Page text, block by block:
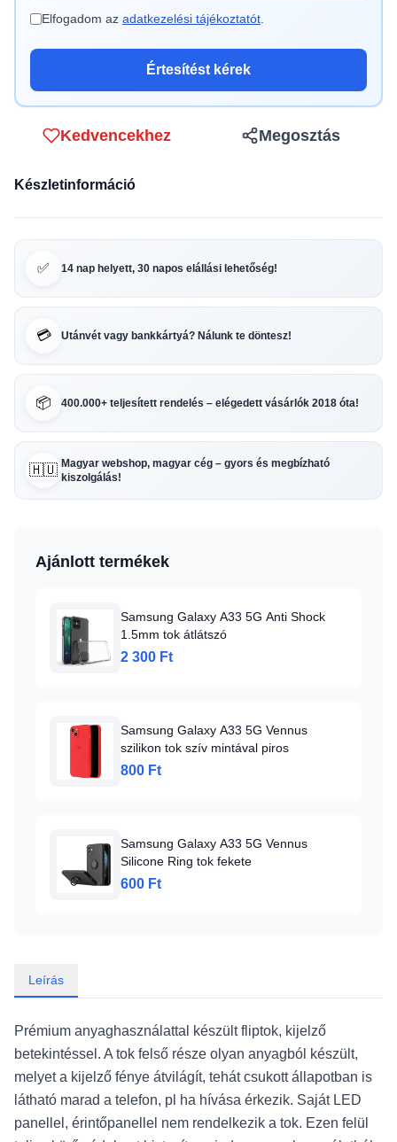
Elfogadom az adatkezelési tájékoztatót
Értesítést kérek
Kedvencekhez Megosztás
Készletinformáció
✅ 14 nap helyett, 30 napos elállási lehetőség!
💳 Utánvét vagy bankkártyá? Nálunk te döntesz!
📦 400.000+ teljesített rendelés – elégedett vásárlók 2018 óta!
🇭🇺 Magyar webshop, magyar cég – gyors és megbízható
kiszolgálás!
Ajánlott termékek
Samsung Galaxy A33 5G Anti Shock
1.5mm tok átlátszó
2 300 Ft
Samsung Galaxy A33 5G Vennus
szilikon tok szív mintával piros
800 Ft
Samsung Galaxy A33 5G Vennus
Silicone Ring tok fekete
600 Ft
Leírás
Prémium anyaghasználattal készült fliptok, kijelző
betekintéssel. A tok felső része olyan anyagból készült,
melyet a kijelző fénye átvilágít, tehát csukott állapotban is
látható marad a telefon, pl ha hívása érkezik. Saját LED
panellel, érintőpanellel nem rendelkezik a tok. Ezen felül